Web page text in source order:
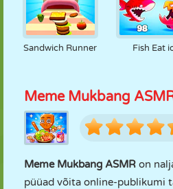
Sandwich Runner Fish Eat
Meme Mukbang
Meme Mukbang ASMR on
püüad võita online-publikumi